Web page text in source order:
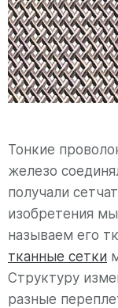
Тонкие
железо
получали
изобретения
называем его
тканные сетки
Структуру
разные